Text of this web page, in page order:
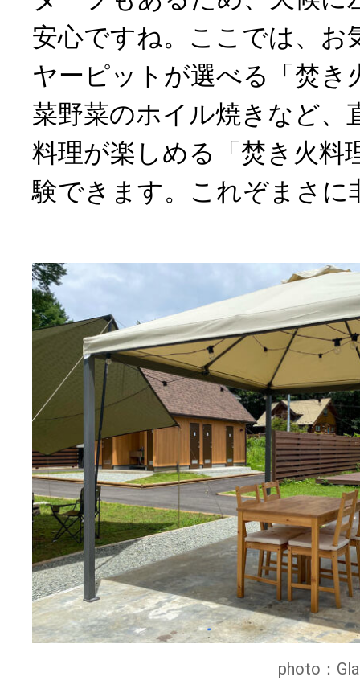
安心ですね。ここでは、お
ヤーピットが選べる「焚き
菜野菜のホイル焼きなど、
料理が楽しめる「焚き火料
験できます。これぞまさに
photo：